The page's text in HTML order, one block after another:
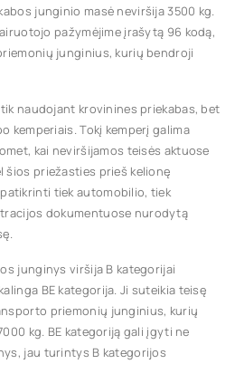
junginio masė neviršija 3500 kg.
pažymėjime įrašytą 96 kodą,
junginius, kurių bendroji
naudojant krovinines priekabas, bet
kemperiais. Tokį kemperį galima
kai neviršijamos teisės aktuose
priežasties prieš kelionę
tiek automobilio, tiek
dokumentuose nurodytą
junginys viršija B kategorijai
BE kategorija. Ji suteikia teisę
priemonių junginius, kurių
kg. BE kategoriją gali įgyti ne
jau turintys B kategorijos